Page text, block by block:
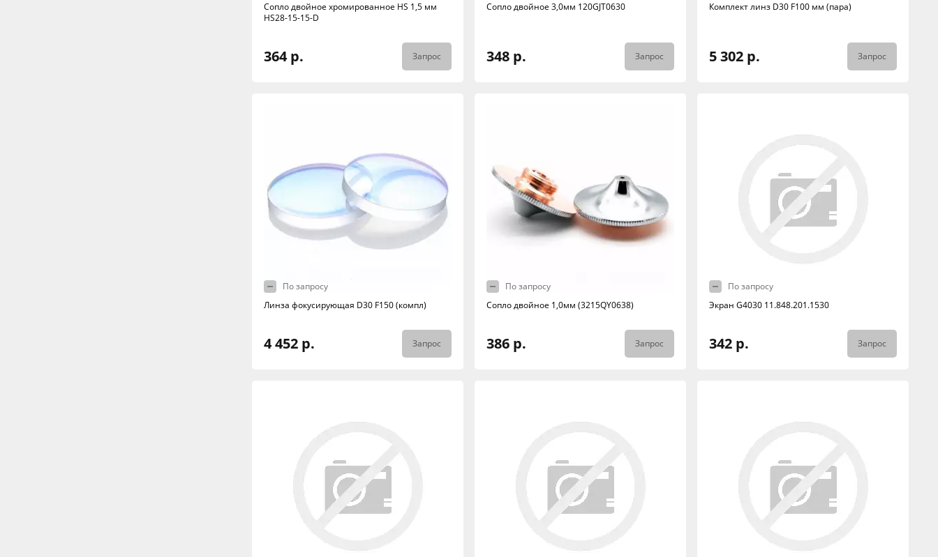
Сопло двойное хромированное HS 1,5 мм
HS28-15-15-D
364 р. Запрос
Сопло двойное 3,0мм 120GJT0630
348 р. Запрос
Комплект линз D30 F100 мм (пара)
5 302 р. Запрос
По запросу
Линза фокусирующая D30 F150 (компл)
4 452 р. Запрос
По запросу
Сопло двойное 1,0мм (3215QY0638)
386 р. Запрос
По запросу
Экран G4030 11.848.201.1530
342 р. Запрос